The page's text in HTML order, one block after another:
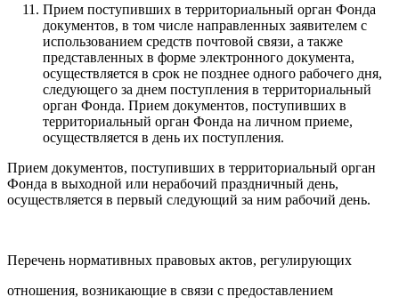
Прием поступивших в территориальный орган Фонда
документов, в том числе направленных заявителем с
использованием средств почтовой связи, а также
представленных в форме электронного документа,
осуществляется в срок не позднее одного рабочего дня,
следующего за днем поступления в территориальный
орган Фонда. Прием документов, поступивших в
территориальный орган Фонда на личном приеме,
осуществляется в день их поступления.
Прием документов, поступивших в территориальный орган
Фонда в выходной или нерабочий праздничный день,
осуществляется в первый следующий за ним рабочий день.
Перечень нормативных правовых актов, регулирующих
отношения, возникающие в связи с предоставлением